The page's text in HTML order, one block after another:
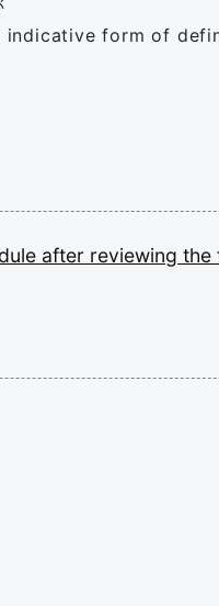
indicative form of
after reviewing the